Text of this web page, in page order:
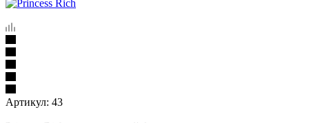
Артикул: 43